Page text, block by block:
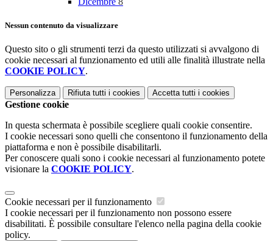
Nessun contenuto da visualizzare
Questo sito o gli strumenti terzi da questo utilizzati si avvalgono di
cookie necessari al funzionamento ed utili alle finalità illustrate nella
COOKIE POLICY.
Personalizza Rifiuta tutti i cookies Accetta tutti i cookies
Gestione cookie
In questa schermata è possibile scegliere quali cookie consentire.
I cookie necessari sono quelli che consentono il funzionamento della
piattaforma e non è possibile disabilitarli.
Per conoscere quali sono i cookie necessari al funzionamento potete
visionare la COOKIE POLICY.
Cookie necessari per il funzionamento
I cookie necessari per il funzionamento non possono essere
disabilitati. È possibile consultare l'elenco nella pagina della cookie
policy.